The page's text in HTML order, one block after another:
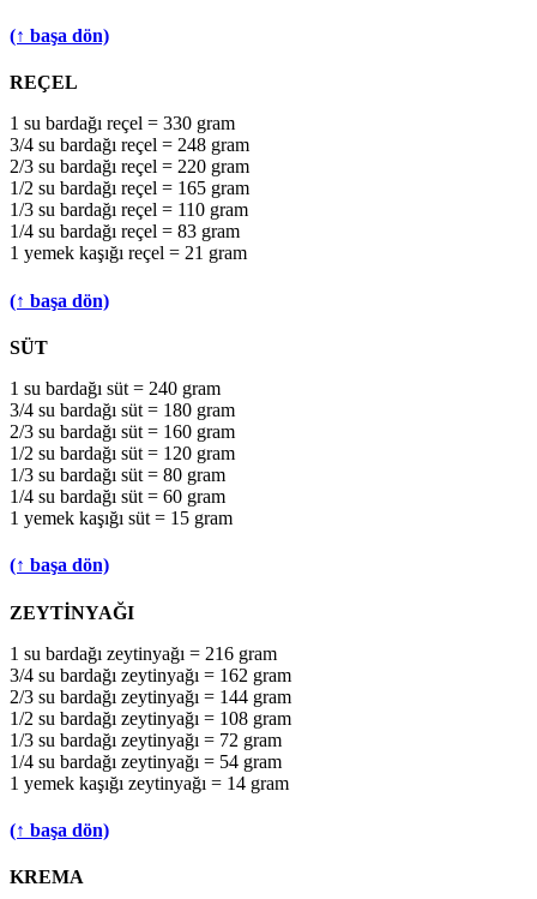
(↑ başa dön)
REÇEL
1 su bardağı reçel = 330 gram
3/4 su bardağı reçel = 248 gram
2/3 su bardağı reçel = 220 gram
1/2 su bardağı reçel = 165 gram
1/3 su bardağı reçel = 110 gram
1/4 su bardağı reçel = 83 gram
1 yemek kaşığı reçel = 21 gram
(↑ başa dön)
SÜT
1 su bardağı süt = 240 gram
3/4 su bardağı süt = 180 gram
2/3 su bardağı süt = 160 gram
1/2 su bardağı süt = 120 gram
1/3 su bardağı süt = 80 gram
1/4 su bardağı süt = 60 gram
1 yemek kaşığı süt = 15 gram
(↑ başa dön)
ZEYTİNYAĞI
1 su bardağı zeytinyağı = 216 gram
3/4 su bardağı zeytinyağı = 162 gram
2/3 su bardağı zeytinyağı = 144 gram
1/2 su bardağı zeytinyağı = 108 gram
1/3 su bardağı zeytinyağı = 72 gram
1/4 su bardağı zeytinyağı = 54 gram
1 yemek kaşığı zeytinyağı = 14 gram
(↑ başa dön)
KREMA